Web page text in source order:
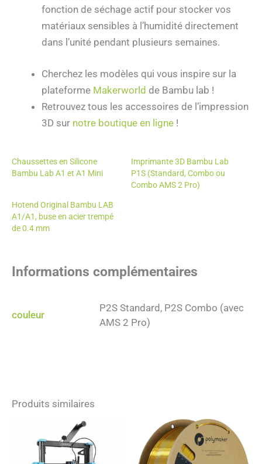
fonction de séchage actif pour stocker vos
matériaux sensibles à l’humidité directement
dans l’unité pendant plusieurs semaines.
Cherchez les modèles qui vous inspire sur la
plateforme Makerworld de Bambu lab !
Retrouvez tous les accessoires de l’impression
3D sur notre boutique en ligne !
Chaussettes en Silicone
Bambu Lab A1 et A1 Mini
Imprimante 3D Bambu Lab
P1S (Standard, Combo ou
Combo AMS 2 Pro)
Hotend Original Bambu LAB
A1/A1, buse en acier trempé
de 0.4 mm
Informations complémentaires
couleur
P2S Standard, P2S Combo (avec
AMS 2 Pro)
Produits similaires